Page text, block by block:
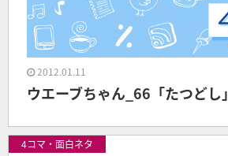
2012.01.11
ウエーブちゃん_66「たつどし」
4コマ・面白ネタ